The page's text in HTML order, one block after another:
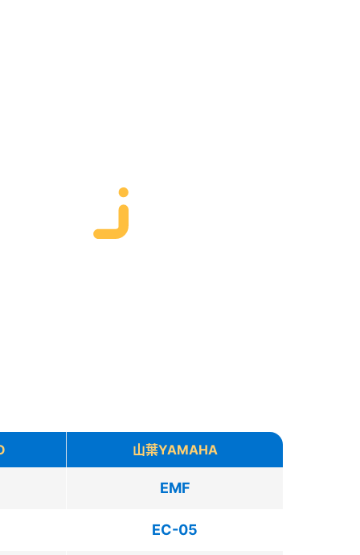
山葉YAMAHA
EMF
EC-05